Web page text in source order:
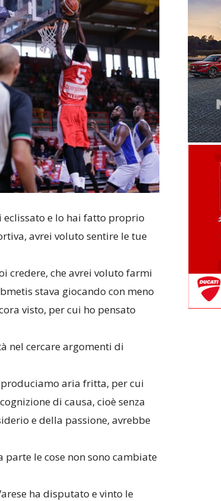
eclissato e lo hai fatto proprio
avrei voluto sentire le tue
credere, che avrei voluto farmi
stava giocando con meno
visto, per cui ho pensato
nel cercare argomenti di
aria fritta, per cui
di causa, cioè senza
e della passione, avrebbe
le cose non sono cambiate
ha disputato e vinto le